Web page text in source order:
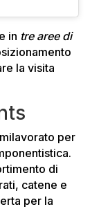
in tre aree di
la visita
per
di
catene e
per la